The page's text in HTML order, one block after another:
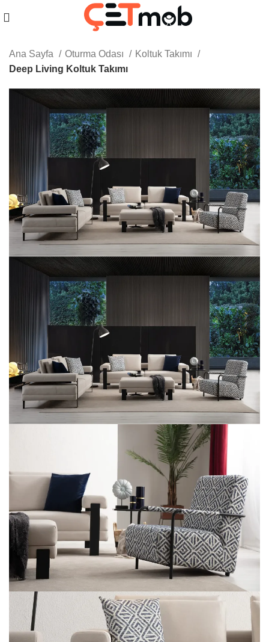
Ana Sayfa Oturma Odası
Koltuk Takımı
Deep Living Koltuk Takımı